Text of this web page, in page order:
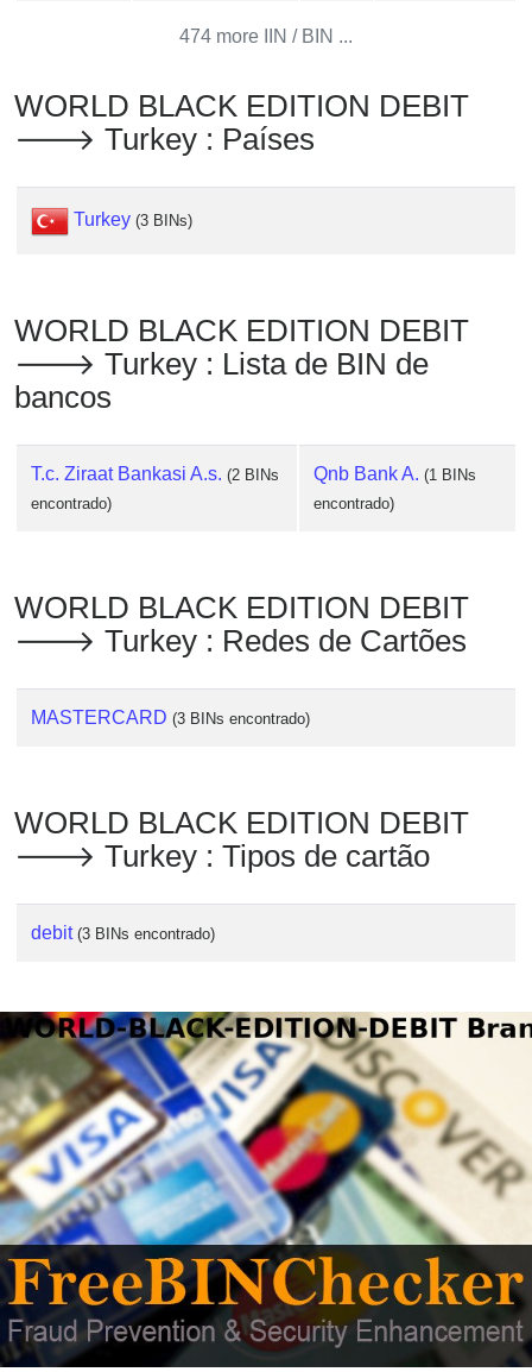
474 more IIN / BIN ...
WORLD BLACK EDITION DEBIT
🡒 Turkey : Países
Turkey (3 BINs)
WORLD BLACK EDITION DEBIT
🡒 Turkey : Lista de BIN de
bancos
T.c. Ziraat Bankasi A.s. (2 BINs
encontrado)
Qnb Bank A. (1 BINs
encontrado)
WORLD BLACK EDITION DEBIT
🡒 Turkey : Redes de Cartões
MASTERCARD (3 BINs encontrado)
WORLD BLACK EDITION DEBIT
🡒 Turkey : Tipos de cartão
debit (3 BINs encontrado)